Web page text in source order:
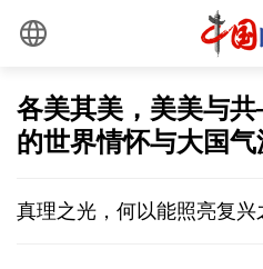
各美其美，美美与
的世界情怀与大国气
真理之光，何以能照亮复兴